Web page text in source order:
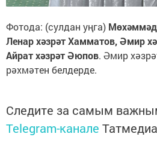
Фотода: (сулдан уңга)
Ленар хәзрәт Хамматов, Әмир
Айрат хәзрәт Әюпов. Әмир
рәхмәтен белдерде.
Следите за самым
Telegram-канале Татмедиа